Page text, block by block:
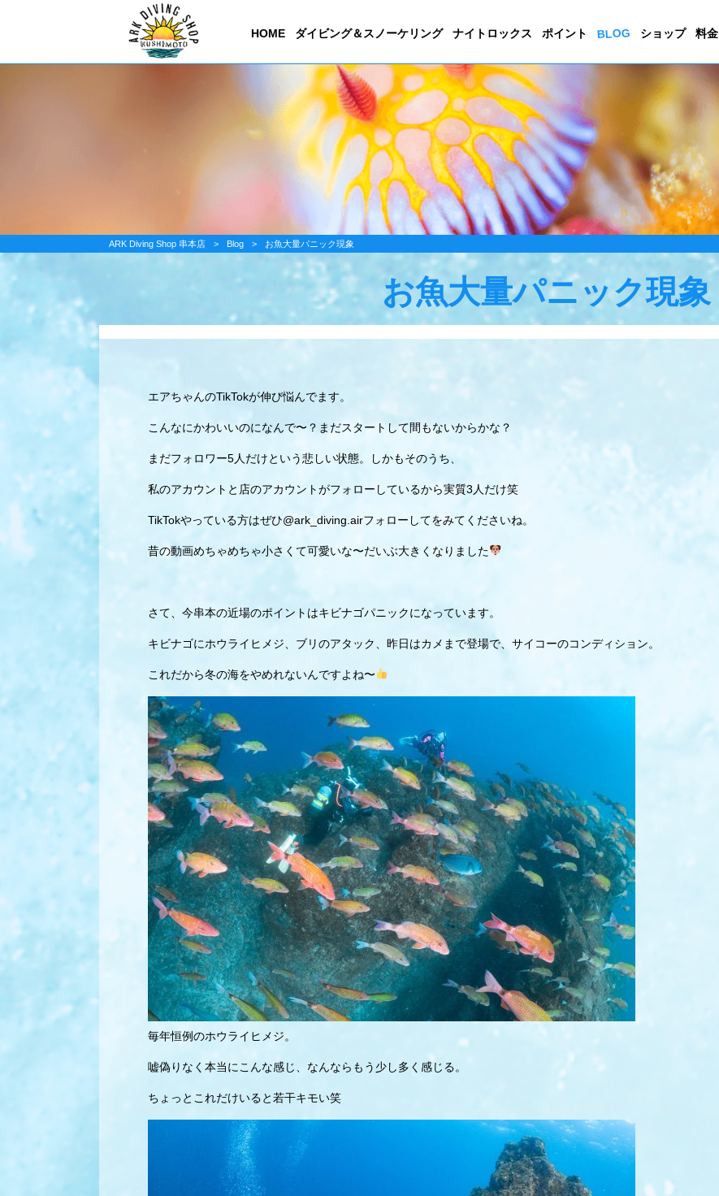
HOME ダイビング＆スノーケリング ナイトロックス ポイント BLOG ショップ 料金
ARK Diving Shop 串本店 > Blog > お魚大量パニック現象
お魚大量パニック現象
エアちゃんのTikTokが伸び悩んでます。
こんなにかわいいのになんで〜？まだスタートして間もないからかな？
まだフォロワー5人だけという悲しい状態。しかもそのうち、
私のアカウントと店のアカウントがフォローしているから実質3人だけ笑
TikTokやっている方はぜひ@ark_diving.airフォローしてをみてくださいね。
昔の動画めちゃめちゃ小さくて可愛いな〜だいぶ大きくなりました
さて、今串本の近場のポイントはキビナゴパニックになっています。
キビナゴにホウライヒメジ、ブリのアタック、昨日はカメまで登場で、サイコーのコンディション。
これだから冬の海をやめれないんですよね〜
毎年恒例のホウライヒメジ。
嘘偽りなく本当にこんな感じ、なんならもう少し多く感じる。
ちょっとこれだけいると若干キモい笑